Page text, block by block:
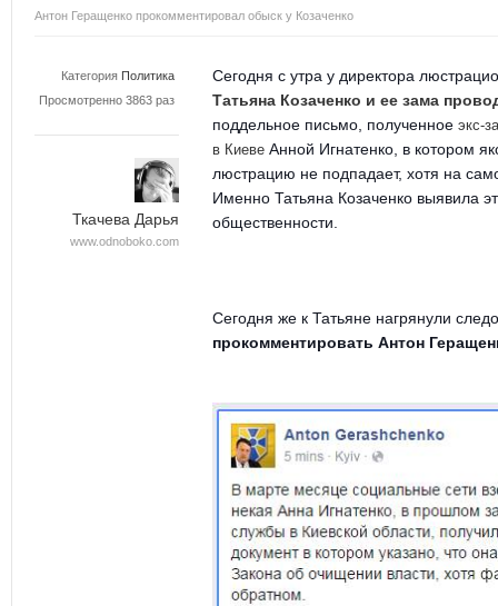
Антон Геращенко прокомментировал обыск у Козаченко
Категория Политика
Просмотренно 3863 раз
Ткачева Дарья
www.odnoboko.com
Сегодня с утра у директора
Татьяна Козаченко и ее зама
поддельное письмо, полученное экс-
в Киеве Анной Игнатенко, в котором
люстрацию не подпадает, хотя на
Именно Татьяна Козаченко выявила
общественности.
Сегодня же к Татьяне нагрянули
прокомментировать Антон